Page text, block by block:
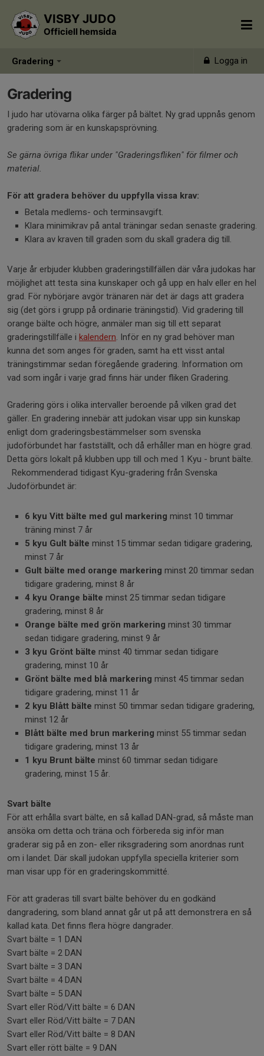
Gradering Logga in
VISBY JUDO
Officiell hemsida
Gradering
I judo har utövarna olika färger på bältet. Ny grad uppnås genom
gradering som är en kunskapsprövning.
Se gärna övriga flikar under "Graderingsfliken" för filmer och
material.
För att gradera behöver du uppfylla vissa krav:
Betala medlems- och terminsavgift.
Klara minimikrav på antal träningar sedan senaste gradering.
Klara av kraven till graden som du skall gradera dig till.
Varje år erbjuder klubben graderingstillfällen där våra judokas har
möjlighet att testa sina kunskaper och gå upp en halv eller en hel
grad. För nybörjare avgör tränaren när det är dags att gradera
sig (det görs i grupp på ordinarie träningstid). Vid gradering till
orange bälte och högre, anmäler man sig till ett separat
graderingstillfälle i kalendern. Inför en ny grad behöver man
kunna det som anges för graden, samt ha ett visst antal
träningstimmar sedan föregående gradering. Information om
vad som ingår i varje grad finns här under fliken Gradering.
Gradering görs i olika intervaller beroende på vilken grad det
gäller. En gradering innebär att judokan visar upp sin kunskap
enligt dom graderingsbestämmelser som svenska
judoförbundet har fastställt, och då erhåller man en högre grad.
Detta görs lokalt på klubben upp till och med 1 Kyu - brunt bälte.
Rekommenderad tidigast Kyu-gradering från Svenska
Judoförbundet är:
6 kyu Vitt bälte med gul markering minst 10 timmar
träning minst 7 år
5 kyu Gult bälte minst 15 timmar sedan tidigare gradering,
minst 7 år
Gult bälte med orange markering minst 20 timmar sedan
tidigare gradering, minst 8 år
4 kyu Orange bälte minst 25 timmar sedan tidigare
gradering, minst 8 år
Orange bälte med grön markering minst 30 timmar
sedan tidigare gradering, minst 9 år
3 kyu Grönt bälte minst 40 timmar sedan tidigare
gradering, minst 10 år
Grönt bälte med blå markering minst 45 timmar sedan
tidigare gradering, minst 11 år
2 kyu Blått bälte minst 50 timmar sedan tidigare gradering,
minst 12 år
Blått bälte med brun markering minst 55 timmar sedan
tidigare gradering, minst 13 år
1 kyu Brunt bälte minst 60 timmar sedan tidigare
gradering, minst 15 år.
Svart bälte
För att erhålla svart bälte, en så kallad DAN-grad, så måste man
ansöka om detta och träna och förbereda sig inför man
graderar sig på en zon- eller riksgradering som anordnas runt
om i landet. Där skall judokan uppfylla speciella kriterier som
man visar upp för en graderingskommitté.
För att graderas till svart bälte behöver du en godkänd
dangradering, som bland annat går ut på att demonstrera en så
kallad kata. Det finns flera högre dangrader.
Svart bälte = 1 DAN
Svart bälte = 2 DAN
Svart bälte = 3 DAN
Svart bälte = 4 DAN
Svart bälte = 5 DAN
Svart eller Röd/Vitt bälte = 6 DAN
Svart eller Röd/Vitt bälte = 7 DAN
Svart eller Röd/Vitt bälte = 8 DAN
Svart eller rött bälte = 9 DAN